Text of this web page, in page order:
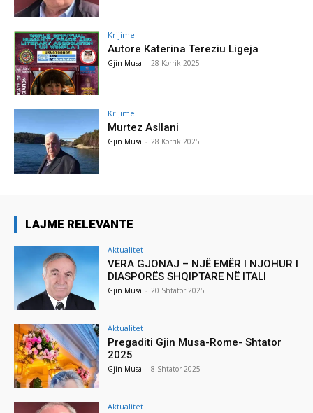
Krijime
Autore Katerina Tereziu Ligeja
Gjin Musa - 28 Korrik 2025
Krijime
Murtez Asllani
Gjin Musa - 28 Korrik 2025
LAJME RELEVANTE
Aktualitet
VERA GJONAJ – NJË EMËR I NJOHUR I
DIASPORËS SHQIPTARE NË ITALI
Gjin Musa - 20 Shtator 2025
Aktualitet
Pregaditi Gjin Musa-Rome- Shtator
2025
Gjin Musa - 8 Shtator 2025
Aktualitet